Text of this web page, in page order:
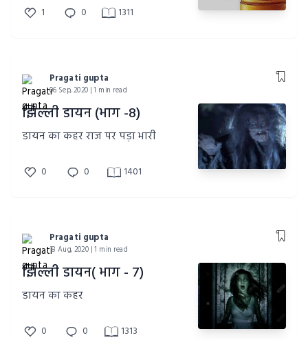
1 0 1311
Pragati gupta
06 Sep, 2020 | 1 min read
झिल्ली डायन (भाग -8)
डायन का कहर राज पर पड़ा भारी
0 0 1401
Pragati gupta
18 Aug, 2020 | 1 min read
झिल्ली डायन( भाग - 7)
डायन का कहर
0 0 1313